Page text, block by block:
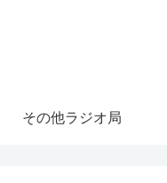
その他ラジオ局